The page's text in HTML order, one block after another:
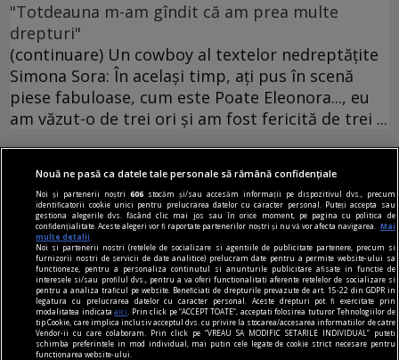
"Totdeauna m-am gîndit că am prea multe
drepturi"
(continuare) Un cowboy al textelor nedreptăţite
Simona Sora: În acelaşi timp, aţi pus în scenă
piese fabuloase, cum este Poate Eleonora..., eu
am văzut-o de trei ori şi am fost fericită de trei ...
Parteneri
Nouă ne pasă ca datele tale personale să rămână confidențiale
Noi și partenerii noștri606 stocăm și/sau accesăm informații pe dispozitivul dvs., precum
identificatorii cookie unici pentru prelucrarea datelor cu caracter personal. Puteți accepta sau
gestiona alegerile dvs. făcând clic mai jos sau în orice moment, pe pagina cu politica de
confidențialitate. Aceste alegeri vor fi raportate partenerilor noștri și nu vă vor afecta navigarea.
Mai
multe detalii
Noi si partenerii nostri (retelele de socializare si agentiile de publicitate partenere, precum si
furnizorii nostri de servicii de date analitice) prelucram date pentru a permite website-ului sa
functioneze, pentru a personaliza continutul si anunturile publicitare afisate in functie de
interesele si/sau profilul dvs., pentru a va oferi functionalitati aferente retelelor de socializare si
pentru a analiza traficul pe website. Beneficiati de drepturile prevazute de art. 15-22 din GDPR in
legatura cu prelucrarea datelor cu caracter personal. Aceste drepturi pot fi exercitate prin
modalitatea indicataaici
. Prin click pe “ACCEPT TOATE”, acceptati folosirea tuturor Tehnologiilor de
tip Cookie, care implica inclusiv acceptul dvs. cu privire la stocarea/accesarea informatiilor de catre
Vendor-ii cu care colaboram. Prin click pe “VREAU SA MODIFIC SETARILE INDIVIDUAL” puteti
schimba preferintele in mod individual, mai putin cele legate de cookie strict necesare pentru
functionarea website-ului.